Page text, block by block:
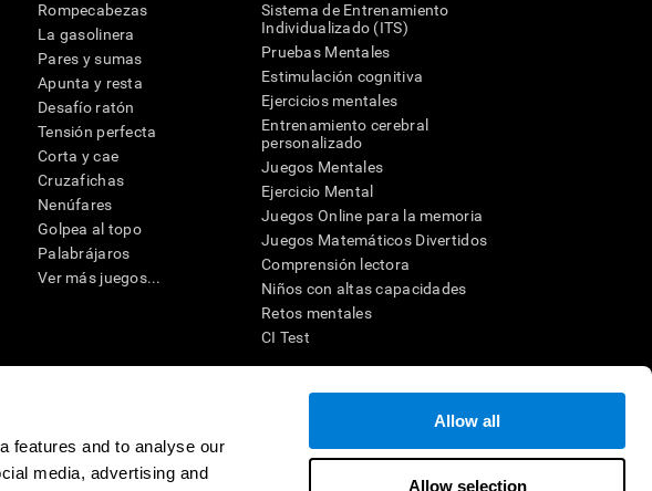
features and to analyse our
media, advertising and
Allow all
Allow selection
Rompecabezas
La gasolinera
Pares y sumas
Apunta y resta
Desafío ratón
Tensión perfecta
Corta y cae
Cruzafichas
Nenúfares
Golpea al topo
Palabrájaros
Ver más juegos...
Sistema de Entrenamiento
Individualizado (ITS)
Pruebas Mentales
Estimulación cognitiva
Ejercicios mentales
Entrenamiento cerebral
personalizado
Juegos Mentales
Ejercicio Mental
Juegos Online para la memoria
Juegos Matemáticos Divertidos
Comprensión lectora
Niños con altas capacidades
Retos mentales
CI Test
pertinente para diseñar una intervención terapéutica apropiada. En un entorno
para determinar si un individuo debe ser dirigido a una posterior evaluación
ningún tipo. Un diagnóstico de TDAH, dislexia, demencia o enfermedad similar sólo
uso indicado, CogniFit no indica que esta herramienta sea o deba ser considerada como
investigación relacionado con la cognición. Si se utiliza para fines de investigación, todo
y será una obligación por parte del investigador. Todas estas protecciones para el